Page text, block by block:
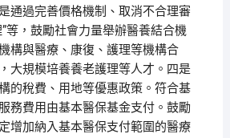
通過完善價格機制、取消不合理審
等，鼓勵社會力量舉辦醫養結合機
構與醫療、康復、護理等機構合
大規模培養養老護理等人才。四是
的稅費、用地等優惠政策。符合基
務費用由基本醫保基金支付。鼓勵
增加納入基本醫保支付範圍的醫療